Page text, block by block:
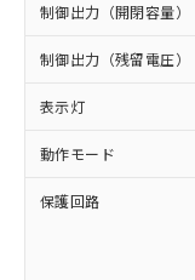
制御出力（開閉容量）
制御出力（残留電圧）
表示灯
動作モード
保護回路※1 対応状
対応済
非含有に